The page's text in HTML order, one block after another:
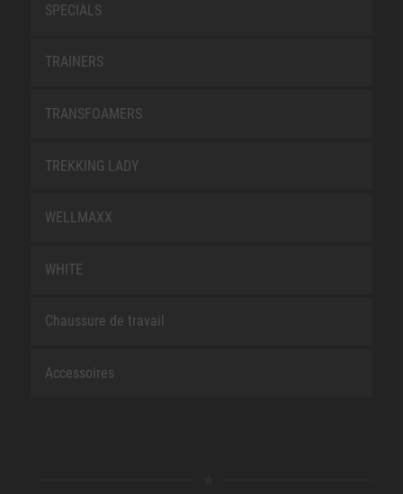
SPECIALS
TRAINERS
TRANSFOAMERS
TREKKING LADY
WELLMAXX
WHITE
Chaussure de travail
Accessoires